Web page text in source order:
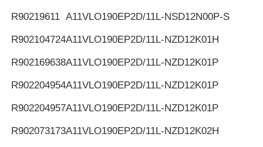
R90219611 A11VLO190EP2D/11L-NSD12N00P-S
R902104724A11VLO190EP2D/11L-NZD12K01H
R902169638A11VLO190EP2D/11L-NZD12K01P
R902204954A11VLO190EP2D/11L-NZD12K01P
R902204957A11VLO190EP2D/11L-NZD12K01P
R902073173A11VLO190EP2D/11L-NZD12K02H